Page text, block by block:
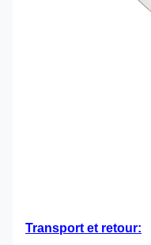
Transport et retour: